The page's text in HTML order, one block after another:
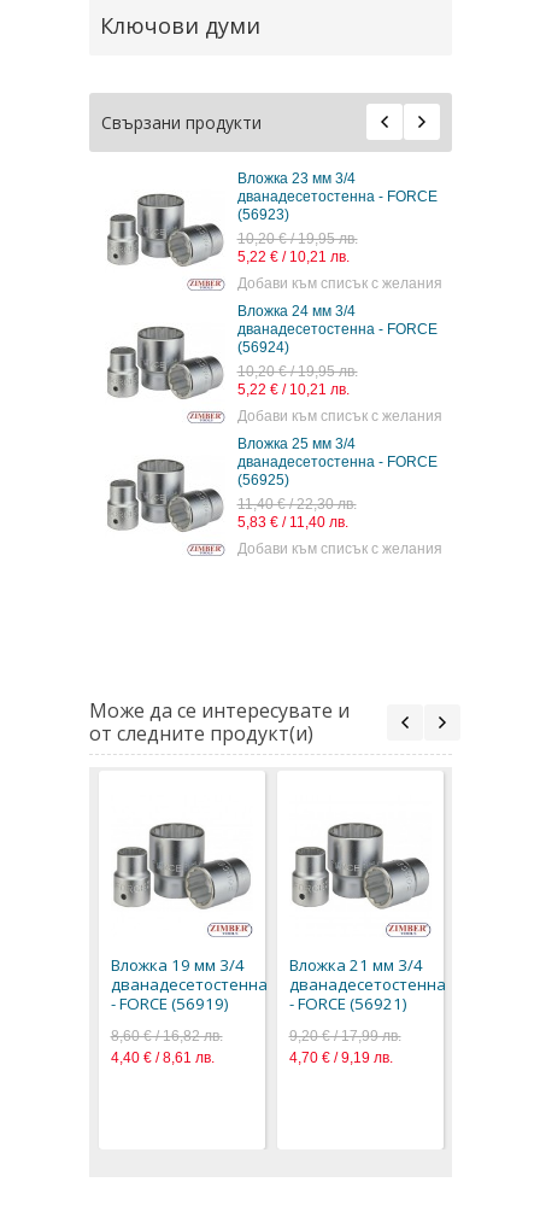
Ключови думи
Свързани продукти
Вложка 23 мм 3/4
дванадесетостенна - FORCE
(56923)
10,20 € / 19,95 лв.
5,22 € / 10,21 лв.
Добави към списък с желания
Вложка 24 мм 3/4
дванадесетостенна - FORCE
(56924)
10,20 € / 19,95 лв.
5,22 € / 10,21 лв.
Добави към списък с желания
Вложка 25 мм 3/4
дванадесетостенна - FORCE
(56925)
11,40 € / 22,30 лв.
5,83 € / 11,40 лв.
Добави към списък с желания
Може да се интересувате и
от следните продукт(и)
Вложка 19 мм 3/4
дванадесетостенна
- FORCE (56919)
8,60 € / 16,82 лв.
4,40 € / 8,61 лв.
Вложка 21 мм 3/4
дванадесетостенна
- FORCE (56921)
9,20 € / 17,99 лв.
4,70 € / 9,19 лв.